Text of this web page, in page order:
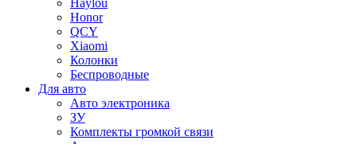
Honor
QCY
Xiaomi
Колонки
Беспроводные
Для авто
Авто электроника
ЗУ
Комплекты громкой связи